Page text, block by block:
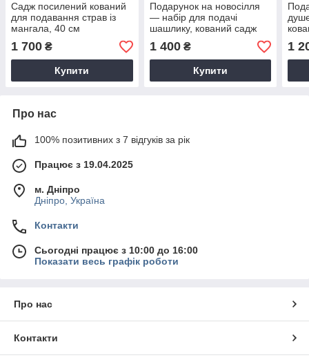
Садж посилений кований
для подавання страв із
мангала, 40 см
1 700 ₴
Купити
Подарунок на новосілля
— набір для подачі
шашлику, кований садж
для сервірування, 36см
1 400₴
Купити
1
Про нас
100% позитивних з 7 відгуків за рік
Працює з 19.04.2025
м. Дніпро
Дніпро, Україна
Контакти
Сьогодні працює з 10:00 до 16:00
Показати весь графік роботи
Про нас
Контакти